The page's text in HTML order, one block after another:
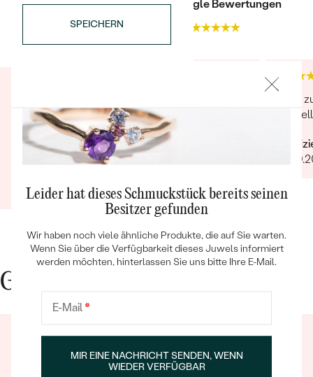
Bestseller
ANSEHEN
SPEICHERN
Trusted shop BewertungenGoogle Bewertungen
Auswahl, die Ware wurde schnell eingeliefert,
obwohl nach der Website es länger dauern
sollte. Die Kommunikation war ausgezeichnet
und das Juwel war wunderschön und
03.02.2020
Ganze Bewertung anzeigen
Alles
Gute Gründe für Eppi
Leider hat dieses Schmuckstück bereits seinen
Besitzer gefunden
Wir haben noch viele ähnliche Produkte, die auf Sie warten.
Wenn Sie über die Verfügbarkeit dieses Juwels informiert
werden möchten, hinterlassen Sie uns bitte Ihre E-Mail.
E-Mail*
MIR EINE NACHRICHT SENDEN, WENN
WIEDER VERFÜGBAR